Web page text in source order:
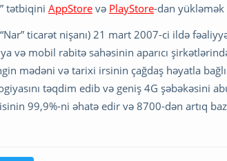
tətbiqini AppStore və PlayStore-dan
ticarət nişanı) 21 mart 2007-ci ildə
və mobil rabitə sahəsinin aparıcı
mədəni və tarixi irsinin çağdaş həyatla
təqdim edib və geniş 4G şəbəkəsini
99,9%-ni əhatə edir və 8700-dən artıq